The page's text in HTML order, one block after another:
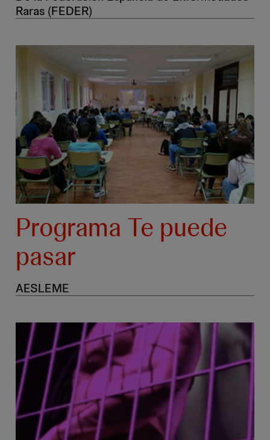
Raras (FEDER)
Programa Te puede
pasar
AESLEME